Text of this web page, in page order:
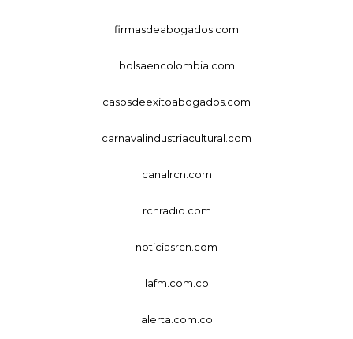
firmasdeabogados.com
bolsaencolombia.com
casosdeexitoabogados.com
carnavalindustriacultural.com
canalrcn.com
rcnradio.com
noticiasrcn.com
lafm.com.co
alerta.com.co